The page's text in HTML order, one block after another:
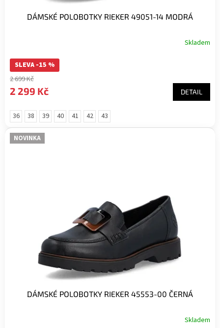
DÁMSKÉ POLOBOTKY RIEKER 49051-14 MODRÁ
Skladem
SLEVA -15 %
2 699 Kč
2 299 Kč DETAIL
36 38 39 40 41 42 43
NOVINKA
DÁMSKÉ POLOBOTKY RIEKER 45553-00 ČERNÁ
Skladem